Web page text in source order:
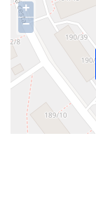
+
−